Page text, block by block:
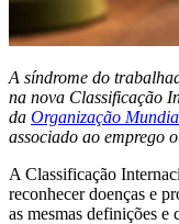
A síndrome do
na nova Classificação
da Organização
associado ao emprego
A Classificação
reconhecer doenças e
as mesmas definições e